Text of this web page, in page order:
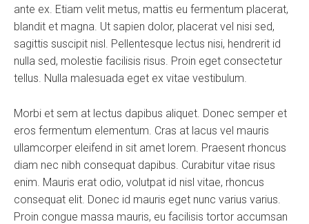
ante ex. Etiam velit metus, mattis eu fermentum placerat,
blandit et magna. Ut sapien dolor, placerat vel nisi sed,
sagittis suscipit nisl. Pellentesque lectus nisi, hendrerit id
nulla sed, molestie facilisis risus. Proin eget consectetur
tellus. Nulla malesuada eget ex vitae vestibulum.
Morbi et sem at lectus dapibus aliquet. Donec semper et
eros fermentum elementum. Cras at lacus vel mauris
ullamcorper eleifend in sit amet lorem. Praesent rhoncus
diam nec nibh consequat dapibus. Curabitur vitae risus
enim. Mauris erat odio, volutpat id nisl vitae, rhoncus
consequat elit. Donec id mauris eget nunc varius varius.
Proin congue massa mauris, eu facilisis tortor accumsan